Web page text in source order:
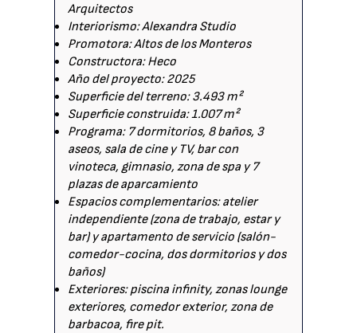
Arquitectos
Interiorismo: Alexandra Studio
Promotora: Altos de los Monteros
Constructora: Heco
Año del proyecto: 2025
Superficie del terreno: 3.493 m²
Superficie construida: 1.007 m²
Programa: 7 dormitorios, 8 baños, 3
aseos, sala de cine y TV, bar con
vinoteca, gimnasio, zona de spa y 7
plazas de aparcamiento
Espacios complementarios: atelier
independiente (zona de trabajo, estar y
bar) y apartamento de servicio (salón-
comedor-cocina, dos dormitorios y dos
baños)
Exteriores: piscina infinity, zonas lounge
exteriores, comedor exterior, zona de
barbacoa, fire pit.